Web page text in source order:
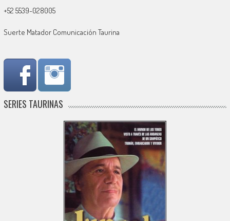
+52 5539-028005
Suerte Matador Comunicación Taurina
SERIES TAURINAS